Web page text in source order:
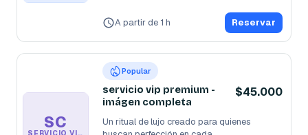
A partir de 1 h Reservar
SC
SERVICIO VIP PREMIUM - IMÁGEN COMPLETA
Popular
servicio vip premium -
imágen completa
$45.000
Un ritual de lujo creado para quienes